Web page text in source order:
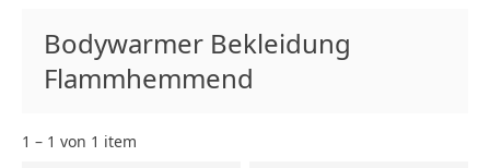
Bodywarmer Bekleidung
Flammhemmend
1 – 1 von 1 item